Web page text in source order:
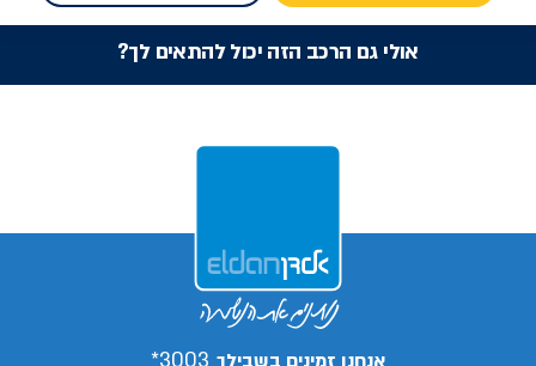
אולי גם הרכב הזה יכול להתאים לך?